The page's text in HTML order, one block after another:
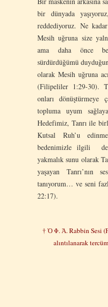
bir dünyada
reddediyoruz. Ne
Mesih uğruna size
ama daha önce
sürdürdüğümü
olarak Mesih uğruna
(Filipeliler 1:29-30).
onları dönüştürmeye
topluma uyum
Hedefimiz, Tanrı ile
Kutsal Ruh’u
bedenimizle ilgili
yakmalık sunu olarak
yaşayan Tanrı’nın
tanıyorum… ve seni
22:17).
† Ὁ Φ. Ἀ. Rabbin Sesi
alıntılanarak